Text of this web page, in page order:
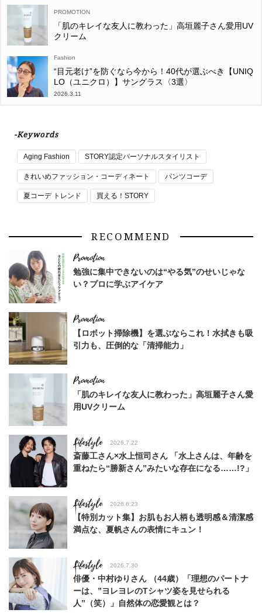
「肌のキレイな友人に教わった」高垣麗子さん愛用UV
クリーム
Fashion
“目元老け”を防ぐなら今から！40代が選ぶべき【UNIQ
LO（ユニクロ）】サングラス〈3選〉
2026.3.11
-Keywords
Aging Fashion STORY認定パーソナルスタイリスト
きれいめファッション・コーディネート パンツコーデ
夏コーデ トレンド 買える！STORY
RECOMMEND
勉強に集中できないのは“やる気”のせいじゃな
い？プロに学ぶアイケア
【ロボット掃除機】を選ぶならこれ！水拭きも吸
引力も、圧倒的な「清掃能力」
「肌のキレイな友人に教わった」高垣麗子さん愛
用UVクリーム
Lifestyle 2026.7.22
斎藤工さん×水上恒司さん 「水上さんは、年齢を
重ねたら“勝新さん”みたいな存在になる……!?」
Lifestyle 2026.6.23
【特別カット集】お肌もお人柄も透明感＆清潔感
満点な、夏帆さんの表情にキュン！
Lifestyle 2026.7.30
俳優・中村ゆりさん （44歳）「理想のパートナ
ーは、”ヨレヨレのTシャツ姿を見せられる
人”（笑）」自然体の恋愛観とは？